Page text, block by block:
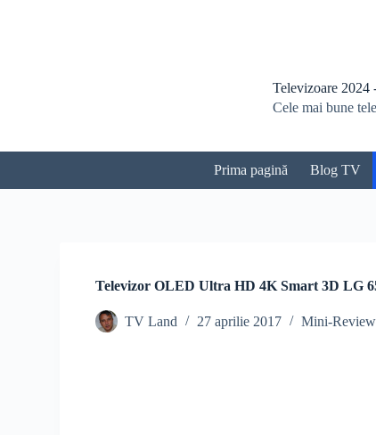
n
Televizoare 2024
Cele mai bune
Prima pagină Blog TV
Televizor OLED Ultra HD 4K Smart 3D LG
TV Land 27 aprilie 2017 Mini-Review